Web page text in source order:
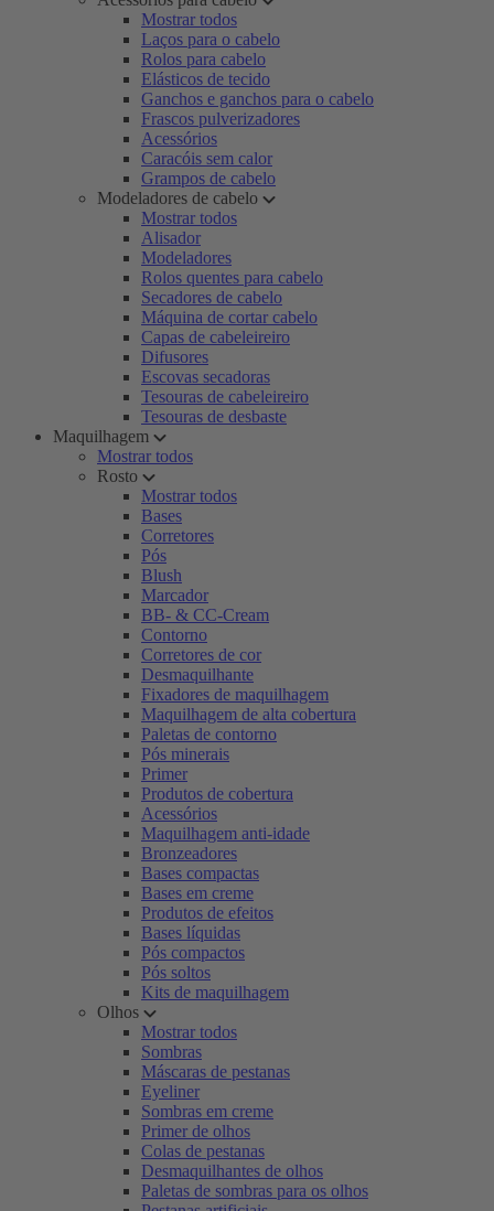
Mostrar todos
Laços para o cabelo
Rolos para cabelo
Elásticos de tecido
Ganchos e ganchos para o cabelo
Frascos pulverizadores
Acessórios
Caracóis sem calor
Grampos de cabelo
Modeladores de cabelo
Mostrar todos
Alisador
Modeladores
Rolos quentes para cabelo
Secadores de cabelo
Máquina de cortar cabelo
Capas de cabeleireiro
Difusores
Escovas secadoras
Tesouras de cabeleireiro
Tesouras de desbaste
Maquilhagem
Mostrar todos
Rosto
Mostrar todos
Bases
Corretores
Pós
Blush
Marcador
BB- & CC-Cream
Contorno
Corretores de cor
Desmaquilhante
Fixadores de maquilhagem
Maquilhagem de alta cobertura
Paletas de contorno
Pós minerais
Primer
Produtos de cobertura
Acessórios
Maquilhagem anti-idade
Bronzeadores
Bases compactas
Bases em creme
Produtos de efeitos
Bases líquidas
Pós compactos
Pós soltos
Kits de maquilhagem
Olhos
Mostrar todos
Sombras
Máscaras de pestanas
Eyeliner
Sombras em creme
Primer de olhos
Colas de pestanas
Desmaquilhantes de olhos
Paletas de sombras para os olhos